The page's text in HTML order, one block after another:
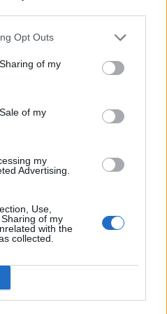
Opt Outs
of my
of my
my
Advertising.
Use,
of my
with the
collected.
youtu.be/EklYk8BADuI
Blume
»Gran Canaria
Jesús(Materia)